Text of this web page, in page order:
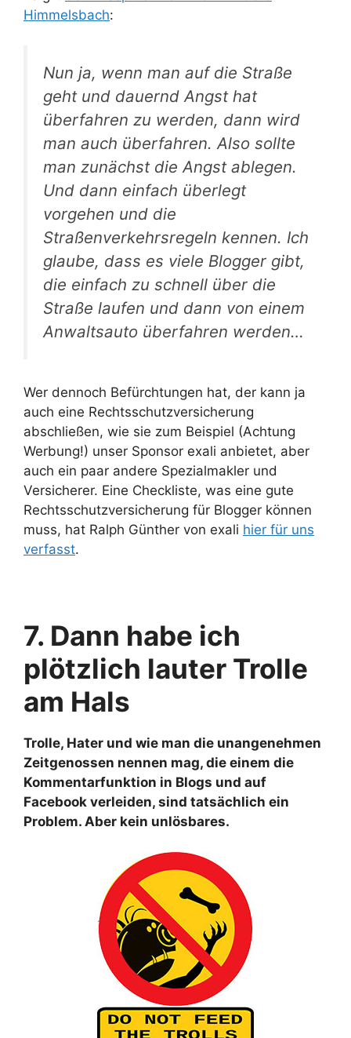
Himmelsbach:
Nun ja, wenn man auf die Straße
geht und dauernd Angst hat
überfahren zu werden, dann wird
man auch überfahren. Also sollte
man zunächst die Angst ablegen.
Und dann einfach überlegt
vorgehen und die
Straßenverkehrsregeln kennen. Ich
glaube, dass es viele Blogger gibt,
die einfach zu schnell über die
Straße laufen und dann von einem
Anwaltsauto überfahren werden…
Wer dennoch Befürchtungen hat, der kann ja
auch eine Rechtsschutzversicherung
abschließen, wie sie zum Beispiel (Achtung
Werbung!) unser Sponsor exali anbietet, aber
auch ein paar andere Spezialmakler und
Versicherer. Eine Checkliste, was eine gute
Rechtsschutzversicherung für Blogger können
muss, hat Ralph Günther von exali hier für uns
verfasst.
7. Dann habe ich
plötzlich lauter Trolle
am Hals
Trolle, Hater und wie man die unangenehmen
Zeitgenossen nennen mag, die einem die
Kommentarfunktion in Blogs und auf
Facebook verleiden, sind tatsächlich ein
Problem. Aber kein unlösbares.